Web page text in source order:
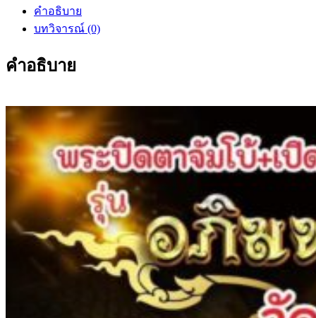
คำอธิบาย
บทวิจารณ์ (0)
คำอธิบาย